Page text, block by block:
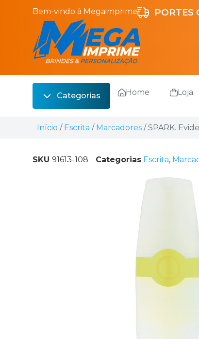
Bem-vindo à Megaimprime PORTES
Categorias
Escrita
Bebidas
Sacos
Home Loja
Início / Escrita / Marcadores / SPARK.
SKU91613-108 Categorias Escrita,